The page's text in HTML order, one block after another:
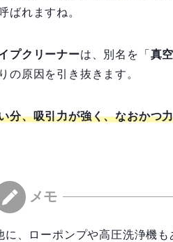
ばれますね。
プクリーナーは、別名を「 真
の原因を引き抜きます。
分、吸引力が強く、なおかつ
に、ローポンプや高圧洗浄機